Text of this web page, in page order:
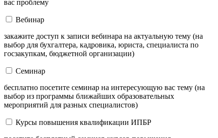
вас проблему
Вебинар
закажите доступ к записи вебинара на актуальную тему (на
выбор для бухгалтера, кадровика, юриста, специалиста по
госзакупкам, бюджетной организации)
Семинар
бесплатно посетите семинар на интересующую вас тему (на
выбор из программы ближайших образовательных
мероприятий для разных специалистов)
Курсы повышения квалификации ИПБР